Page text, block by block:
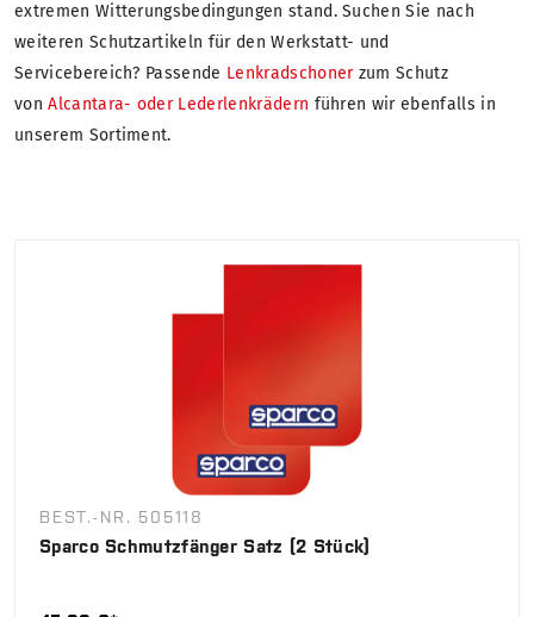
extremen Witterungsbedingungen stand. Suchen Sie nach
weiteren Schutzartikeln für den Werkstatt- und
Servicebereich? Passende Lenkradschonerzum Schutz
vonAlcantara- oder Lederlenkrädern führen wir ebenfalls in
unserem Sortiment.
BEST.-NR. 505118
Sparco Schmutzfänger Satz (2 Stück)